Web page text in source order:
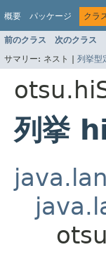
概要 パッケージ クラ
前のクラス 次のクラス
サマリー: ネスト | 列挙型
列挙